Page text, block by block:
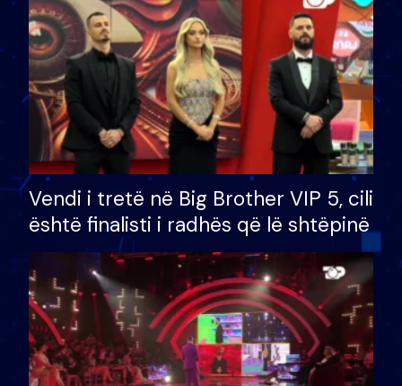
Vendi i tretë në Big Brother VIP 5, cili
është finalisti i radhës që lë shtëpinë